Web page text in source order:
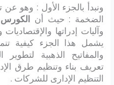
ونبدأ بالجزء الأول : وهو عن
الضخمة : حيث أن الكورس
وآليات إدراتها
يشمل هذا الجزء كيفية
والمفاتيح الذهبية
تعريف بناء وتنظيم طرق
التنظيم الإدارى للشركات .